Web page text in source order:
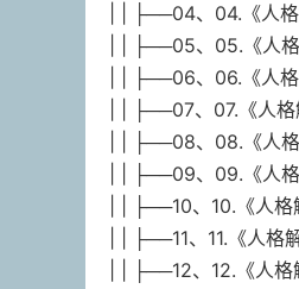
| | ├──04、04.《人
| | ├──05、05.《人
| | ├──06、06.《人
| | ├──07、07.《人
| | ├──08、08.《人
| | ├──09、09.《人
| | ├──10、10.《人
| | ├──11、11.《人
| | ├──12、12.《人